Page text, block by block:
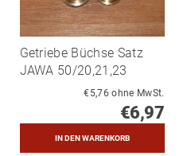
Getriebe Büchse Satz
JAWA 50/20,21,23
€5,76 ohne MwSt.
€6,97